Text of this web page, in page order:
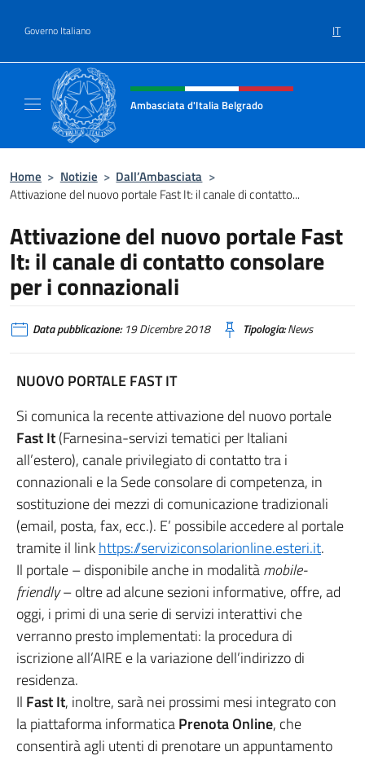
Governo Italiano IT
Intestazione sito, social e menù
Ambasciata d'Italia Belgrado
Home > Notizie > Dall’Ambasciata >
Attivazione del nuovo portale Fast It: il canale di contatto...
Attivazione del nuovo portale Fast
It: il canale di contatto consolare
per i connazionali
Data pubblicazione:19 Dicembre 2018 Tipologia:News
NUOVO PORTALE FAST IT
Si comunica la recente attivazione del nuovo portale
Fast It(Farnesina-servizi tematici per Italiani
all’estero), canale privilegiato di contatto tra i
connazionali e la Sede consolare di competenza, in
sostituzione dei mezzi di comunicazione tradizionali
(email, posta, fax, ecc.). E’ possibile accedere al portale
tramite il linkhttps://serviziconsolarionline.esteri.it.
Il portale – disponibile anche in modalitàmobile-
friendly– oltre ad alcune sezioni informative, offre, ad
oggi, i primi di una serie di servizi interattivi che
verranno presto implementati: la procedura di
iscrizione all’AIRE e la variazione dell’indirizzo di
residenza.
Il Fast It, inoltre, sarà nei prossimi mesi integrato con
la piattaforma informaticaPrenota Online, che
consentirà agli utenti di prenotare un appuntamento